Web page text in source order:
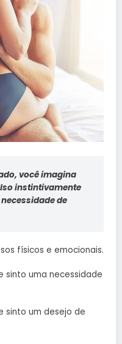
você imagina
instintivamente
de
físicos e emocionais.
sinto uma necessidade
sinto um desejo de